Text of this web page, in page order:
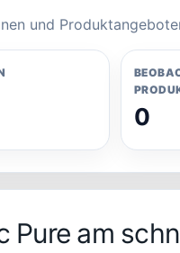
und
0
Pure am